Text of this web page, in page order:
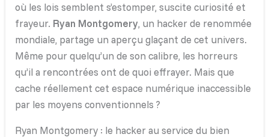
où les lois semblent s’estomper, suscite curiosité et
frayeur. Ryan Montgomery, un hacker de renommée
mondiale, partage un aperçu glaçant de cet univers.
Même pour quelqu’un de son calibre, les horreurs
qu’il a rencontrées ont de quoi effrayer. Mais que
cache réellement cet espace numérique inaccessible
par les moyens conventionnels ?
Ryan Montgomery : le hacker au service du bien